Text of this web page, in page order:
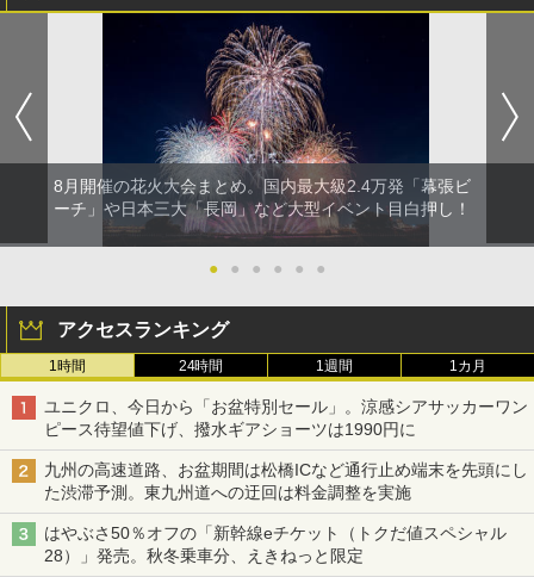
8月開催の花火大会まとめ。国内最大級2.4万発「幕張ビ
ーチ」や日本三大「長岡」など大型イベント目白押し！
● ● ● ● ● ●
アクセスランキング
1時間 24時間 1週間 1カ月
ユニクロ、今日から「お盆特別セール」。涼感シアサッカーワン
ピース待望値下げ、撥水ギアショーツは1990円に
九州の高速道路、お盆期間は松橋ICなど通行止め端末を先頭にし
た渋滞予測。東九州道への迂回は料金調整を実施
はやぶさ50％オフの「新幹線eチケット（トクだ値スペシャル
28）」発売。秋冬乗車分、えきねっと限定